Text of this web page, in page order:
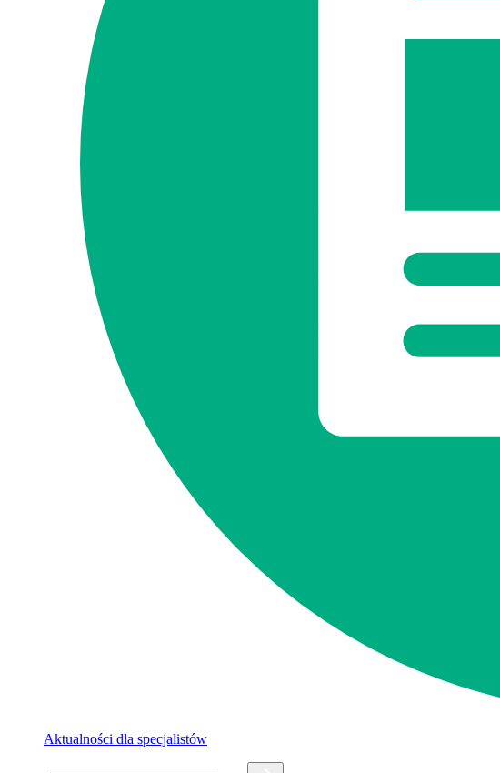
Aktualności dla specjalistów